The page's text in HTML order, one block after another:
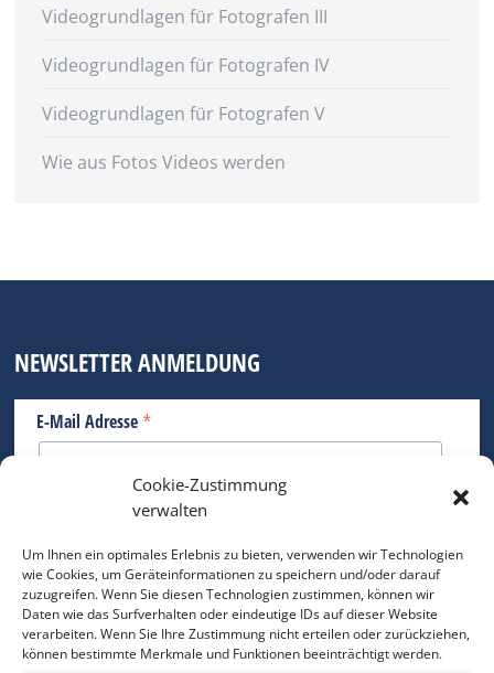
Cookie-Zustimmung
verwalten
Um Ihnen ein optimales Erlebnis zu bieten, verwenden wir Technologien
wie Cookies, um Geräteinformationen zu speichern und/oder darauf
zuzugreifen. Wenn Sie diesen Technologien zustimmen, können wir
Daten wie das Surfverhalten oder eindeutige IDs auf dieser Website
verarbeiten. Wenn Sie Ihre Zustimmung nicht erteilen oder zurückziehen,
können bestimmte Merkmale und Funktionen beeinträchtigt werden.
Videogrundlagen für Fotografen III
Videogrundlagen für Fotografen IV
Videogrundlagen für Fotografen V
Wie aus Fotos Videos werden
NEWSLETTER ANMELDUNG
E-Mail Adresse *
Bitte geben Sie Ihre E-Mail Adresse ein.
*